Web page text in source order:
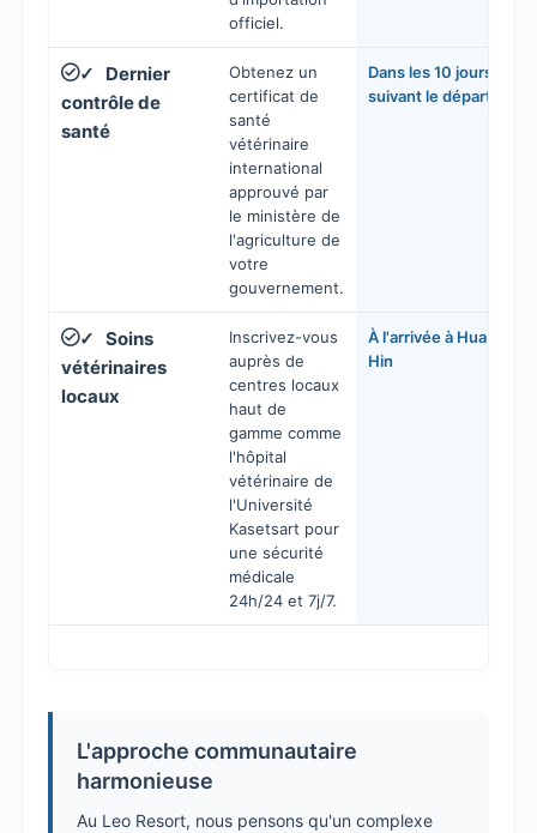
officiel.
✓
Dernier
contrôle de
santé
Obtenez un
certificat de
santé
vétérinaire
international
approuvé par
le ministère de
l'agriculture de
votre
gouvernement.
Dans les 10 jours
suivant le départ
✓
Soins
vétérinaires
locaux
Inscrivez-vous
auprès de
centres locaux
haut de
gamme comme
l'hôpital
vétérinaire de
l'Université
Kasetsart pour
une sécurité
médicale
24h/24 et 7j/7.
À l'arrivée à Hua
Hin
L'approche communautaire
harmonieuse
Au Leo Resort, nous pensons qu'un complexe